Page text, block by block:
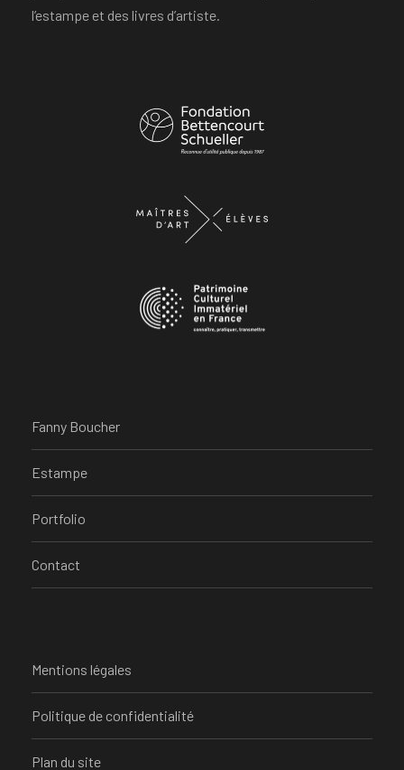
l’estampe et des livres d’artiste.
Fanny Boucher
Estampe
Portfolio
Contact
Mentions légales
Politique de confidentialité
Plan du site